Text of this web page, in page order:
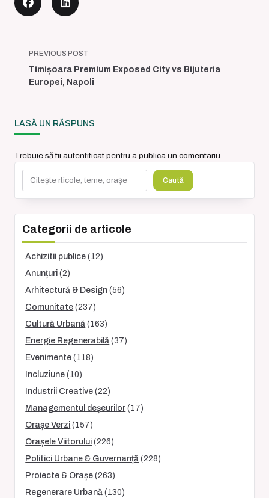
<span
class="nav-
subtitle
screen-
text">Page</span>
PREVIOUS POST
Timișoara Premium Exposed City vs Bijuteria
Europei, Napoli
LASĂ UN RĂSPUNS
Trebuie să fii autentificat pentru a publica un comentariu.
Caută
Categorii de articole
Achizitii publice (12)
Anunțuri (2)
Arhitectură & Design (56)
Comunitate (237)
Cultură Urbană (163)
Energie Regenerabilă (37)
Evenimente (118)
Incluziune (10)
Industrii Creative (22)
Managementul deșeurilor (17)
Orașe Verzi (157)
Orașele Viitorului (226)
Politici Urbane & Guvernanță (228)
Proiecte & Orașe (263)
Regenerare Urbană (130)